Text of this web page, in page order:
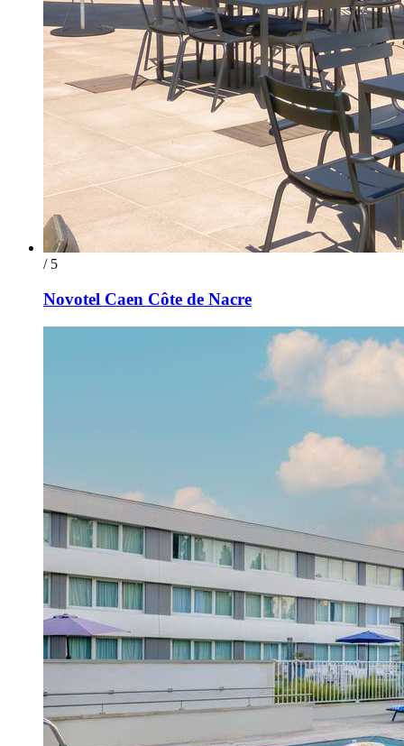
/ 5
Novotel Caen Côte de Nacre